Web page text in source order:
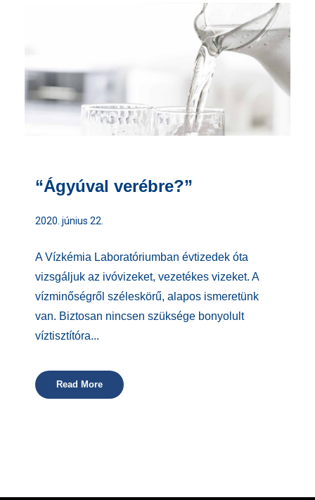
“Ágyúval verébre?”
2020. június 22.
A Vízkémia Laboratóriumban évtizedek óta
vizsgáljuk az ivóvizeket, vezetékes vizeket. A
vízminőségről széleskörű, alapos ismeretünk
van. Biztosan nincsen szüksége bonyolult
víztisztítóra...
Read More